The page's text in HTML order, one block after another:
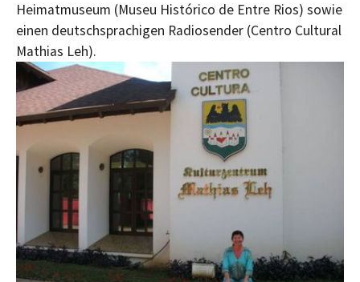
Heimatmuseum (Museu Histórico de Entre Rios) sowie
einen deutschsprachigen Radiosender (Centro Cultural
Mathias Leh).